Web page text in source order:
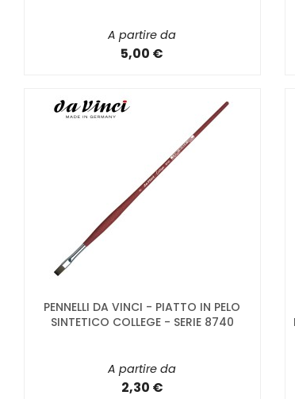
A partire da
5,00 €
PENNELLI DA VINCI - PIATTO IN PELO
SINTETICO COLLEGE - SERIE 8740
A partire da
2,30 €